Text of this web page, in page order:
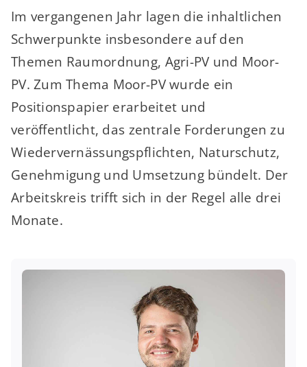
Im vergangenen Jahr lagen die inhaltlichen
Schwerpunkte insbesondere auf den
Themen Raumordnung, Agri-PV und Moor-
PV. Zum Thema Moor-PV wurde ein
Positionspapier erarbeitet und
veröffentlicht, das zentrale Forderungen zu
Wiedervernässungspflichten, Naturschutz,
Genehmigung und Umsetzung bündelt. Der
Arbeitskreis trifft sich in der Regel alle drei
Monate.